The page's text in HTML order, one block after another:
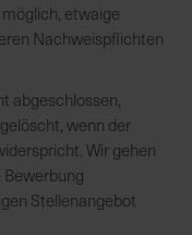
etwaige
Nachweispflichten
abgeschlossen,
wenn der
Wir gehen
Bewerbung
Stellenangebot